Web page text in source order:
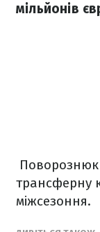
мільйонів
Поворознюк
трансферну
міжсезоння.